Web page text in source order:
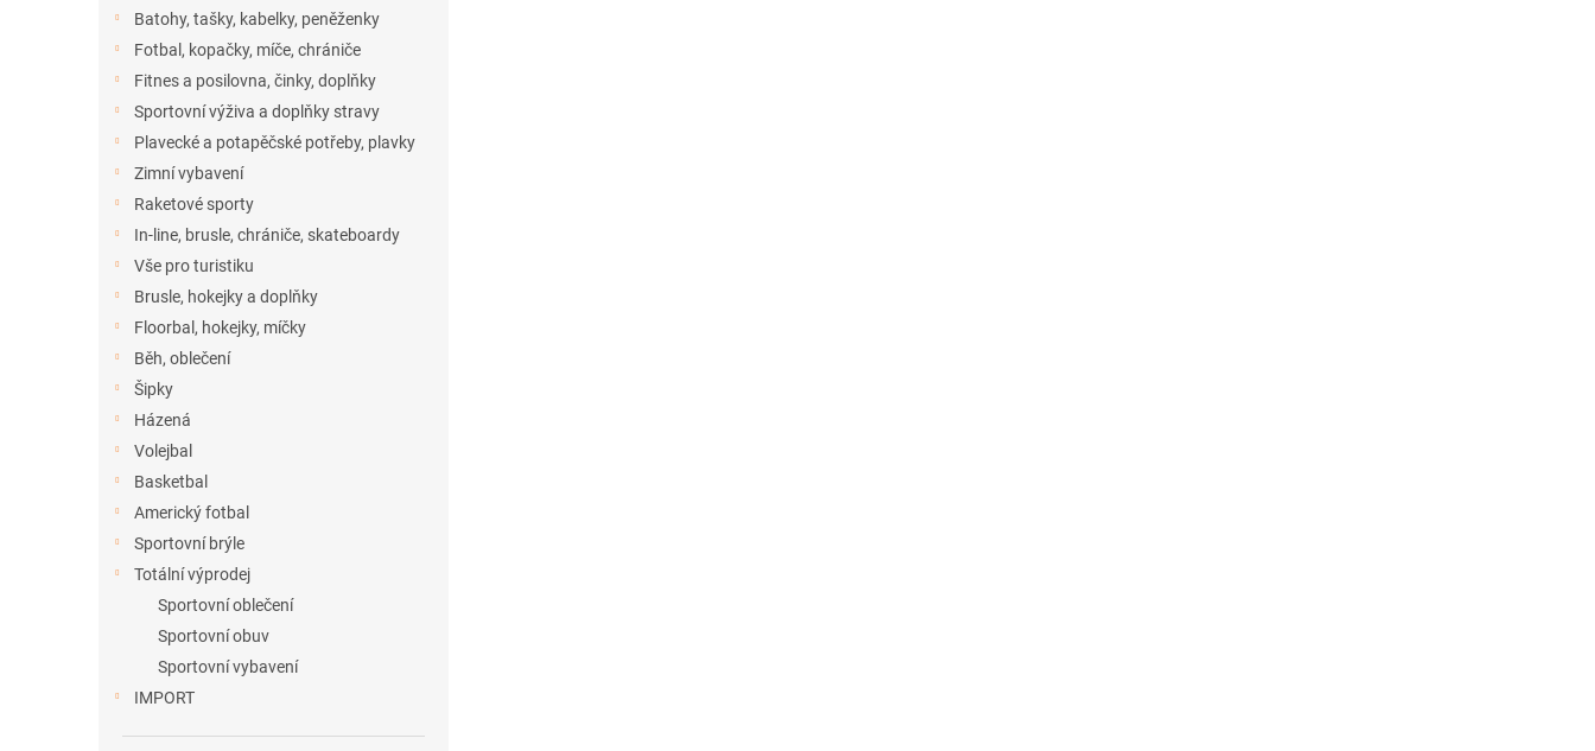
Batohy, tašky, kabelky, peněženky
Fotbal, kopačky, míče, chrániče
Fitnes a posilovna, činky, doplňky
Sportovní výživa a doplňky stravy
Plavecké a potapěčské potřeby, plavky
Zimní vybavení
Raketové sporty
In-line, brusle, chrániče, skateboardy
Vše pro turistiku
Brusle, hokejky a doplňky
Floorbal, hokejky, míčky
Běh, oblečení
Šipky
Házená
Volejbal
Basketbal
Americký fotbal
Sportovní brýle
Totální výprodej
Sportovní oblečení
Sportovní obuv
Sportovní vybavení
IMPORT